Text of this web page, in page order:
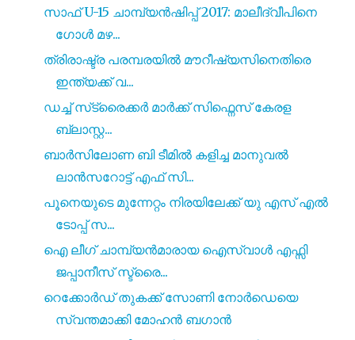
സാഫ് U-15 ചാമ്പ്യൻഷിപ്പ് 2017: മാലീദ്വീപിനെ
ഗോൾ മഴ...
ത്രിരാഷ്ട്ര പരമ്പരയിൽ മൗറീഷ്യസിനെതിരെ
ഇന്ത്യക്ക് വ...
ഡച്ച് സ്‌ട്രൈക്കർ മാർക്ക് സിഫ്നെസ്‌ കേരള
ബ്ലാസ്റ്റ...
ബാർസിലോണ ബി ടീമിൽ കളിച്ച മാനുവൽ
ലാൻസറോട്ട് എഫ് സി...
പൂനെയുടെ മുന്നേറ്റം നിരയിലേക്ക് യു എസ് എൽ
ടോപ്പ് സ...
ഐ ലീഗ് ചാമ്പ്യൻമാരായ ഐസ്വാൾ എഫ്സി
ജപ്പാനീസ് സ്ട്രൈ...
റെക്കോർഡ് തുകക്ക് സോണി നോർഡെയെ
സ്വന്തമാക്കി മോഹൻ ബഗാൻ